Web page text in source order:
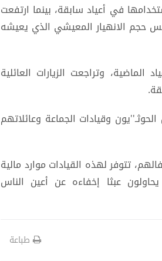
في أعياد سابقة، بينما ارتفعت
الانهيار المعيشي الذي يعيشه
الماضية، وتراجعت الزيارات العائلية
وقيادات الجماعة وعائلاتهم
تتوفر لهذه القيادات موارد مالية
عبثا إخفاءه عن أعين الناس
طباعة